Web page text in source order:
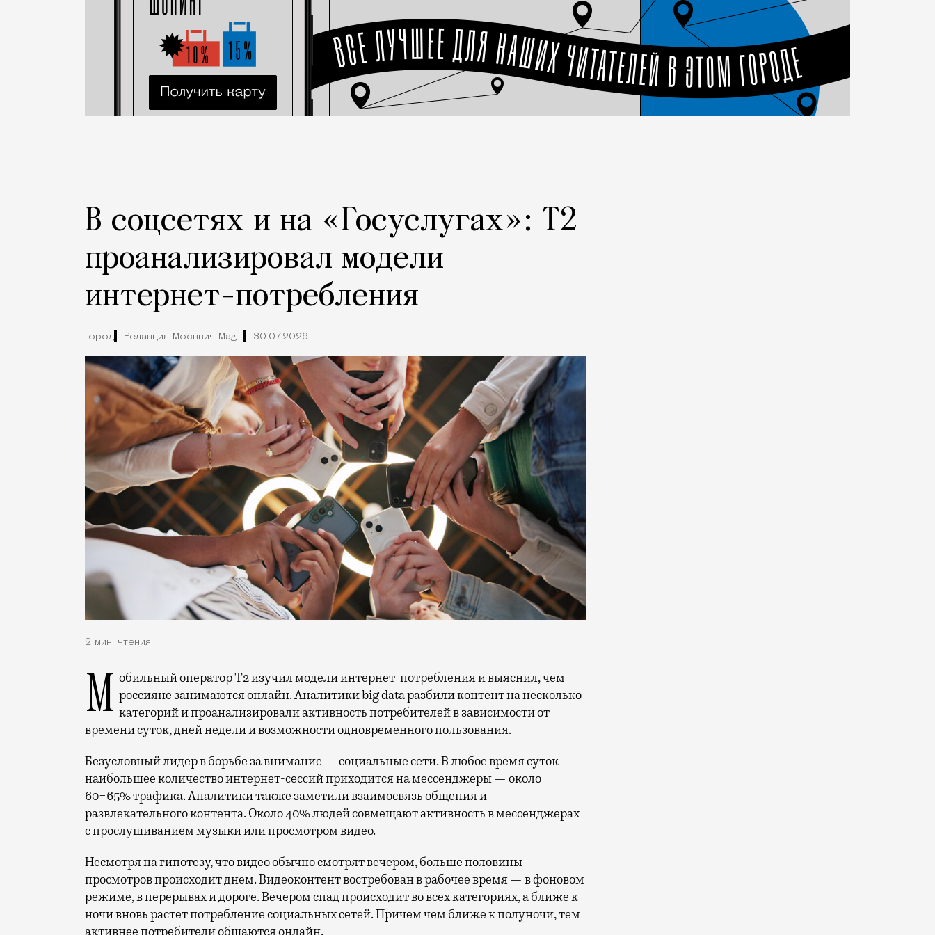
В соцсетях и на «Госуслугах»: Т2
проанализировал модели
интернет-потребления
Город Редакция Москвич Mag 30.07.2026
2 мин. чтения
Мобильный оператор Т2 изучил модели интернет-потребления и выяснил, чем россияне занимаются онлайн. Аналитики big data разбили контент на несколько
категорий и проанализировали активность потребителей в зависимости от
времени суток, дней недели и возможности одновременного пользования.
Безусловный лидер в борьбе за внимание — социальные сети. В любое время суток
наибольшее количество интернет-сессий приходится на мессенджеры — около
60−65% трафика. Аналитики также заметили взаимосвязь общения и
развлекательного контента. Около 40% людей совмещают активность в мессенджерах
с прослушиванием музыки или просмотром видео.
Несмотря на гипотезу, что видео обычно смотрят вечером, больше половины
просмотров происходит днем. Видеоконтент востребован в рабочее время — в фоновом
режиме, в перерывах и дороге. Вечером спад происходит во всех категориях, а ближе к
ночи вновь растет потребление социальных сетей. Причем чем ближе к полуночи, тем
активнее потребители общаются онлайн.